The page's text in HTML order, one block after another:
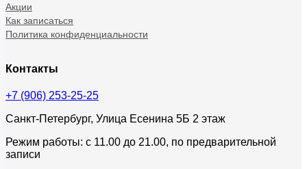
Акции
Как записаться
Политика конфиденциальности
Контакты
+7 (906) 253-25-25
Санкт-Петербург, Улица Есенина 5Б 2 этаж
Режим работы: с 11.00 до 21.00, по предварительной
записи